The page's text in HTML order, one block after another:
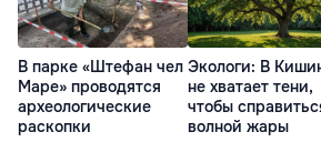
В парке «Штефан чел
Маре» проводятся
археологические
раскопки
Экологи: В
не хватает тени,
чтобы
волной жары